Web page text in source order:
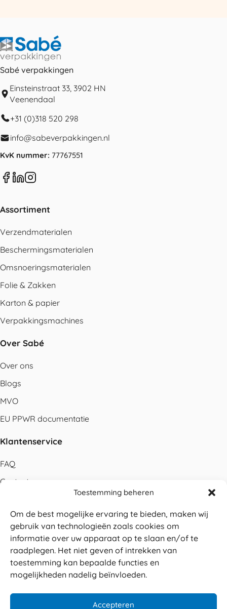
Toestemming beheren
Om de best mogelijke ervaring te bieden, maken wij
gebruik van technologieën zoals cookies om
informatie over uw apparaat op te slaan en/of te
raadplegen. Het niet geven of intrekken van
toestemming kan bepaalde functies en
mogelijkheden nadelig beïnvloeden.
Accepteren
Sabé verpakkingen
Einsteinstraat 33, 3902 HN
Veenendaal
+31 (0)318 520 298
info@sabeverpakkingen.nl
KvK nummer: 77767551
Assortiment
Verzendmaterialen
Beschermingsmaterialen
Omsnoeringsmaterialen
Folie & Zakken
Karton & papier
Verpakkingsmachines
Over Sabé
Over ons
Blogs
MVO
EU PPWR documentatie
Klantenservice
FAQ
Contact
Betalen
Levering
Retouren
Service en garantie